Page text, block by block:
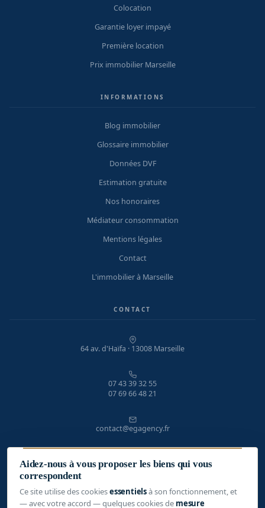
Colocation
Garantie loyer impayé
Première location
Prix immobilier Marseille
INFORMATIONS
Blog immobilier
Glossaire immobilier
Données DVF
Estimation gratuite
Nos honoraires
Médiateur consommation
Mentions légales
Contact
L'immobilier à Marseille
CONTACT
64 av. d'Haïfa · 13008 Marseille
07 43 39 32 55
07 69 66 48 21
contact@egagency.fr
Lundi – Vendredi · 9h – 19h
Aidez-nous à vous proposer les biens qui vous
correspondent
Ce site utilise des cookiesessentielsà son fonctionnement, et
— avec votre accord — quelques cookies de mesure